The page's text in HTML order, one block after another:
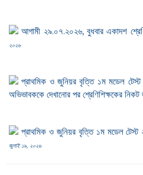
আগামী ২৯.০৭.২০২৬, বুধবার একাদশ
২০২৬
প্রাথমিক ও জুনিয়র বৃত্তি ১ম মডেল
অভিভাবককে দেখানোর পর শ্রেণিশিক্ষকের নিকট
প্রাথমিক ও জুনিয়র বৃত্তি ১ম মডেল
জুলাই ১৯, ২০২৬